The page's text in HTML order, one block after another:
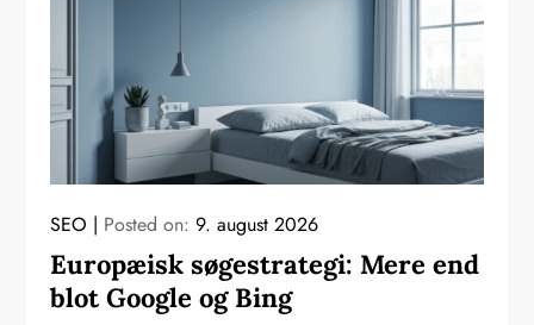
SEO Posted on:9. august 2026
Europæisk søgestrategi: Mere end
blot Google og Bing